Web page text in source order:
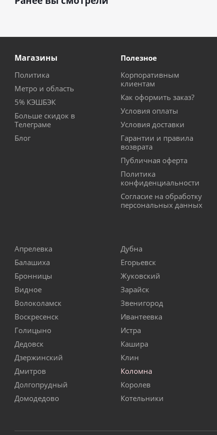
Магазины
Политика
Метро и область
5% КЭШБЭК
Больше скидок в
Телеграме
Блог
Полезное
Корпоративным
клиентам
Как оформить заказ?
Условия оплаты
Условия доставки
Гарантии и правила
возврата
Публичная оферта
Политика
конфиденциальности
Согласие на обработку
персональных данных
Апрелевка
Балашиха
Бронницы
Видное
Волоколамск
Воскресенск
Голицыно
Дедовск
Дзержинский
Дмитров
Долгопрудный
Домодедово
Дубна
Егорьевск
Жуковский
Зарайск
Звенигород
Ивантеевка
Истра
Кашира
Клин
Коломна
Королев
Котельники